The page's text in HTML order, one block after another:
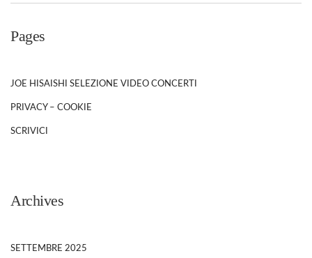
Pages
JOE HISAISHI SELEZIONE VIDEO CONCERTI
PRIVACY – COOKIE
SCRIVICI
Archives
SETTEMBRE 2025